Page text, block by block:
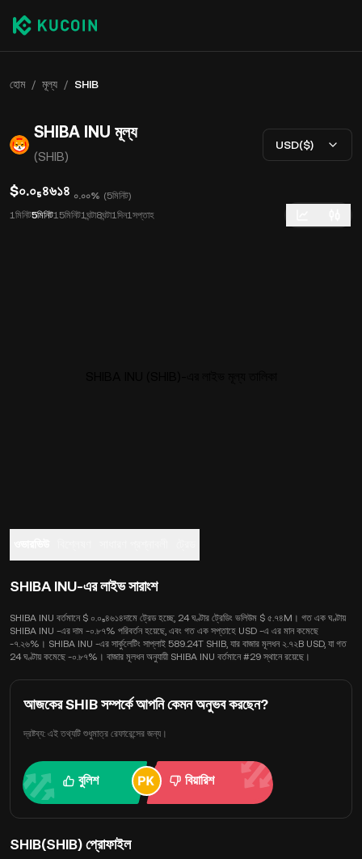
হোম / মূল্য / SHIB
SHIBA INU মূল্য
(SHIB)
USD($)
$০.০₅৪৬১৪ ০.০০% (5মিনিট)
1মিনিট5মিনিট15মিনিট1ঘন্টা8ঘন্টা1দিন1সপ্তাহ
SHIBA INU-এর লাইভ সারাংশ
SHIBA INU বর্তমানে $ ০.০₅৪৬১৪দামে ট্রেড হচ্ছে, 24 ঘণ্টার ট্রেডিং ভলিউম $ ৫.৭৪M। গত এক ঘণ্টায়
SHIBA INU -এর দাম -০.৮৭% পরিবর্তন হয়েছে, এবং গত এক সপ্তাহে USD -এ এর মান কমেছে
-৭.২৬%। SHIBA INU -এর সার্কুলেটিং সাপ্লাই 589.24T SHIB, যার বাজার মূলধন ২.৭২B USD, যা গত
24 ঘণ্টায় কমেছে -০.৮৭%। বাজার মূলধন অনুযায়ী SHIBA INU বর্তমানে #29 স্থানে রয়েছে।
আজকের SHIB সম্পর্কে আপনি কেমন অনুভব করছেন?
দ্রষ্টব্য: এই তথ্যটি শুধুমাত্র রেফারেন্সের জন্য।
বুলিশ বিয়ারিশ
SHIB(SHIB) প্রোফাইল